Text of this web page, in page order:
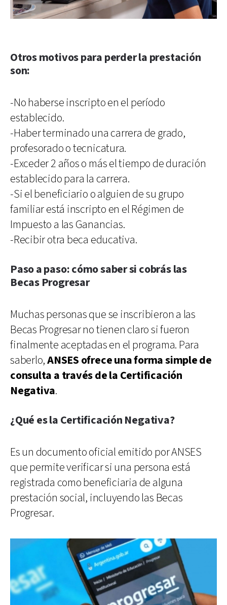
Otros motivos para perder la prestación
son:
-No haberse inscripto en el período
establecido.
-Haber terminado una carrera de grado,
profesorado o tecnicatura.
-Exceder 2 años o más el tiempo de duración
establecido para la carrera.
-Si el beneficiario o alguien de su grupo
familiar está inscripto en el Régimen de
Impuesto a las Ganancias.
-Recibir otra beca educativa.
Paso a paso: cómo saber si cobrás las
Becas Progresar
Muchas personas que se inscribieron a las
Becas Progresar no tienen claro si fueron
finalmente aceptadas en el programa. Para
saberlo,ANSES ofrece una forma simple de
consulta a través de la Certificación
Negativa.
¿Qué es la Certificación Negativa?
Es un documento oficial emitido por ANSES
que permite verificar si una persona está
registrada como beneficiaria de alguna
prestación social, incluyendo las Becas
Progresar.